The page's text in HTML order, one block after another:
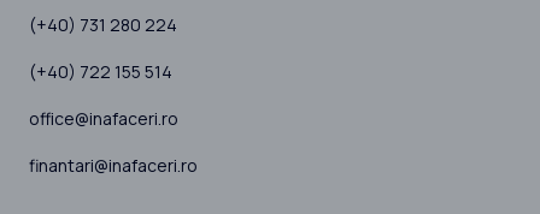
(+40) 731 280 224
(+40) 722 155 514
office@inafaceri.ro
finantari@inafaceri.ro